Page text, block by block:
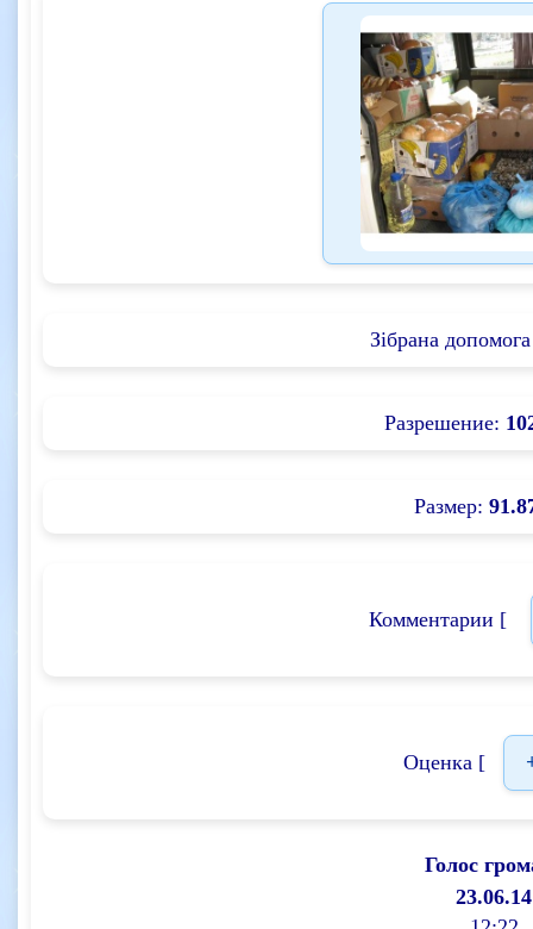
Зібрана допомога
Разрешение:
Размер:
Комментарии [
Оценка [
Голос
23.06.14